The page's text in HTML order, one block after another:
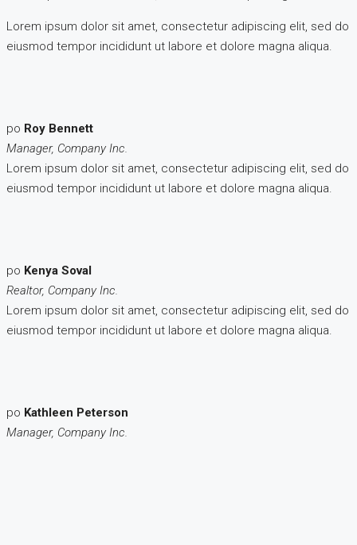
Lorem ipsum dolor sit amet, consectetur adipiscing elit, sed do
eiusmod tempor incididunt ut labore et dolore magna aliqua.
po Roy Bennett
Manager, Company Inc.
Lorem ipsum dolor sit amet, consectetur adipiscing elit, sed do
eiusmod tempor incididunt ut labore et dolore magna aliqua.
po Kenya Soval
Realtor, Company Inc.
Lorem ipsum dolor sit amet, consectetur adipiscing elit, sed do
eiusmod tempor incididunt ut labore et dolore magna aliqua.
po Kathleen Peterson
Manager, Company Inc.